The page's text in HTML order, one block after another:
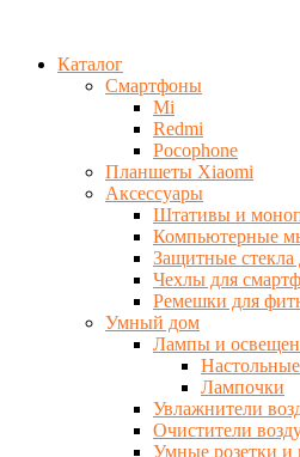
Каталог
Смартфоны
Mi
Redmi
Pocophone
Планшеты Xiaomi
Аксессуары
Штативы и
Компьютерные
Защитные стекла
Чехлы для
Ремешки для
Умный дом
Лампы и
Лампочки
Увлажнители
Очистители
Умные розетки и